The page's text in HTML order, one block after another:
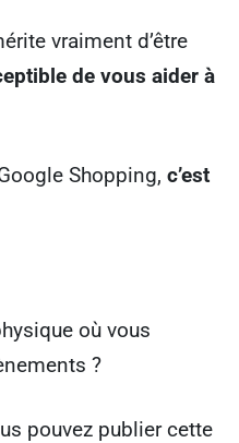
vraiment d’être
de vous aider à
Shopping, c’est
où vous
?
pouvez publier cette